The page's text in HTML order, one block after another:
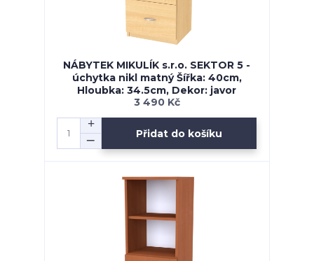
NÁBYTEK MIKULÍK s.r.o. SEKTOR 5 -
úchytka nikl matný Šířka: 40cm,
Hloubka: 34.5cm, Dekor: javor
3 490 Kč
Přidat do košíku